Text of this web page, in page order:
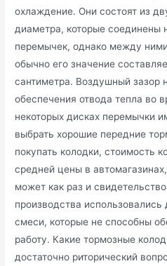
охлаждение. Они состоят из
диаметра, которые соединены
перемычек, однако между
обычно его значение
сантиметра. Воздушный зазор
обеспечения отвода тепла во
некоторых дисках перемычки
выбрать хорошие передние
покупать колодки, стоимость
средней цены в
может как раз и
производства
смеси, которые не способны
работу. Какие тормозные
достаточно риторический